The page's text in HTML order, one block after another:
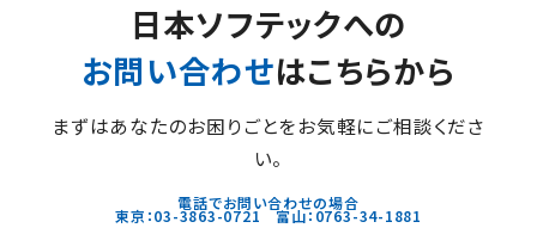
日本ソフテックへの
お問い合わせはこちらから
まずはあなたのお困りごとをお気軽にご相談くださ
い。
電話でお問い合わせの場合
東京：03-3863-0721 富山：0763-34-1881